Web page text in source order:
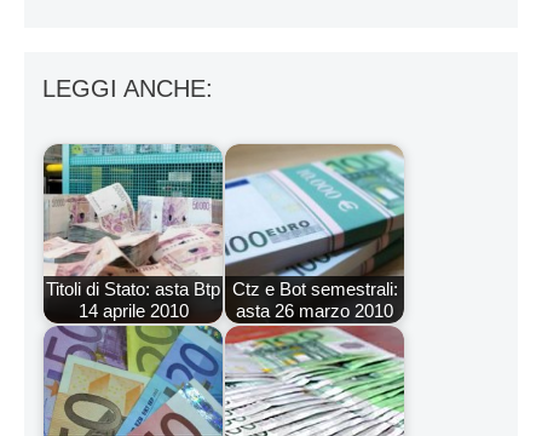
LEGGI ANCHE:
Titoli di Stato: asta Btp
14 aprile 2010
Ctz e Bot semestrali:
asta 26 marzo 2010